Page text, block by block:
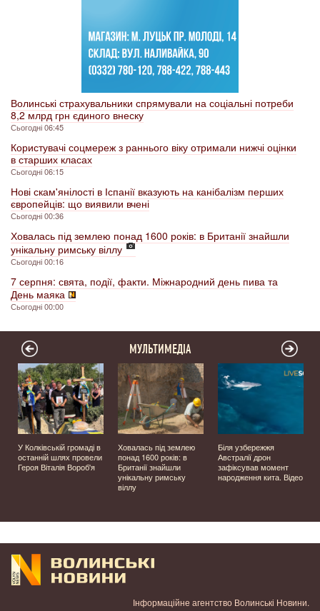
Волинські страхувальники спрямували на соціальні потреби
8,2 млрд грн єдиного внеску
Сьогодні 06:45
Користувачі соцмереж з раннього віку отримали нижчі оцінки
в старших класах
Сьогодні 06:15
Нові скам'янілості в Іспанії вказують на канібалізм перших
європейців: що виявили вчені
Сьогодні 00:36
Ховалась під землею понад 1600 років: в Британії знайшли
унікальну римську віллу
Сьогодні 00:16
7 серпня: свята, події, факти. Міжнародний день пива та
День маяка
Сьогодні 00:00
МУЛЬТИМЕДІА
У Колківській громаді в
останній шлях провели
Героя Віталія Вороб'я
Ховалась під землею
понад 1600 років: в
Британії знайшли
унікальну римську
віллу
Біля узбережжя
Австралії дрон
зафіксував момент
народження кита. Відео
Інформаційне агентство Волинські Новини.